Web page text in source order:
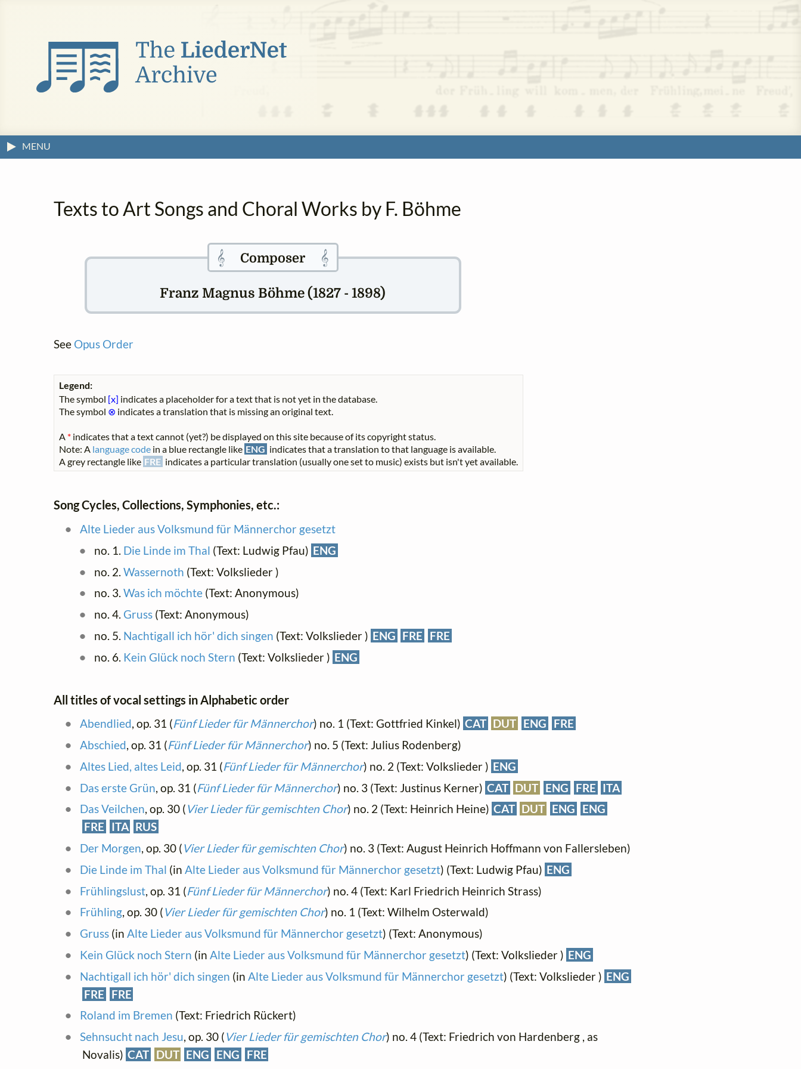
MENU
Texts to Art Songs and Choral Works by F. Böhme
𝄞 Composer 𝄞
Franz Magnus Böhme (1827 - 1898)
See Opus Order
Legend:
The symbol [x] indicates a placeholder for a text that is not yet in the database.
The symbol ⊗ indicates a translation that is missing an original text.
A * indicates that a text cannot (yet?) be displayed on this site because of its copyright status.
Note: A language code in a blue rectangle like ENG indicates that a translation to that language is available.
A grey rectangle like FRE indicates a particular translation (usually one set to music) exists but isn't yet available.
Song Cycles, Collections, Symphonies, etc.:
Alte Lieder aus Volksmund für Männerchor gesetzt
no. 1. Die Linde im Thal (Text: Ludwig Pfau) ENG
no. 2. Wassernoth (Text: Volkslieder )
no. 3. Was ich möchte(Text: Anonymous)
no. 4. Gruss(Text: Anonymous)
no. 5. Nachtigall ich hör' dich singen (Text: Volkslieder ) ENG FRE
FRE
no. 6. Kein Glück noch Stern (Text: Volkslieder ) ENG
All titles of vocal settings in Alphabetic order
Abendlied, op. 31 (Fünf Lieder für Männerchor) no. 1 (Text: Gottfried Kinkel) CAT DUT ENG
FRE
Abschied, op. 31 (Fünf Lieder für Männerchor) no. 5 (Text: Julius Rodenberg)
Altes Lied, altes Leid, op. 31 (Fünf Lieder für Männerchor) no. 2 (Text: Volkslieder ) ENG
Das erste Grün , op. 31 (Fünf Lieder für Männerchor) no. 3 (Text: Justinus Kerner) CAT DUT ENG FRE ITA
Das Veilchen, op. 30 (Vier Lieder für gemischten Chor) no. 2 (Text: Heinrich Heine) CAT DUT ENG
ENG
FRE
ITA RUS
Der Morgen, op. 30 (Vier Lieder für gemischten Chor) no. 3 (Text: August Heinrich Hoffmann von Fallersleben)
Die Linde im Thal (in Alte Lieder aus Volksmund für Männerchor gesetzt) (Text: Ludwig Pfau) ENG
Frühlingslust, op. 31 (Fünf Lieder für Männerchor) no. 4 (Text: Karl Friedrich Heinrich Strass)
Frühling, op. 30 (Vier Lieder für gemischten Chor) no. 1 (Text: Wilhelm Osterwald)
Gruss(in Alte Lieder aus Volksmund für Männerchor gesetzt) (Text: Anonymous)
Kein Glück noch Stern (in Alte Lieder aus Volksmund für Männerchor gesetzt) (Text: Volkslieder ) ENG
Nachtigall ich hör' dich singen (in Alte Lieder aus Volksmund für Männerchor gesetzt) (Text: Volkslieder ) ENG
FRE
FRE
Roland im Bremen (Text: Friedrich Rückert)
Sehnsucht nach Jesu, op. 30 (Vier Lieder für gemischten Chor) no. 4 (Text: Friedrich von Hardenberg , as
Novalis) CAT DUT ENG ENG
FRE